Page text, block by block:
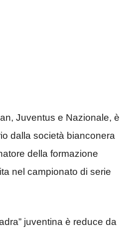
Juventus e Nazionale, è
dalla società bianconera
della formazione
nel campionato di serie
juventina è reduce da